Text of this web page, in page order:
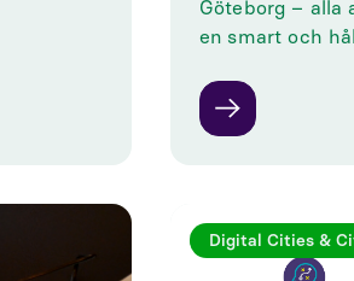
Göteborg – alla
en smart och
Digital Cities &